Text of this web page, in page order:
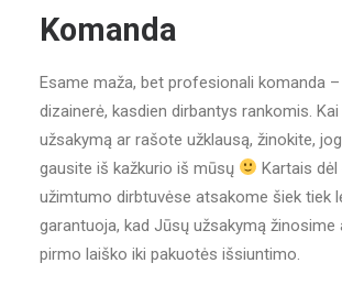
Komanda
Esame maža, bet profesionali komanda
dizainerė, kasdien dirbantys rankomis.
užsakymą ar rašote užklausą, žinokite,
gausite iš kažkurio iš mūsų
Kartais dėl
užimtumo dirbtuvėse atsakome šiek tiek
garantuoja, kad Jūsų užsakymą žinosime
pirmo laiško iki pakuotės išsiuntimo.